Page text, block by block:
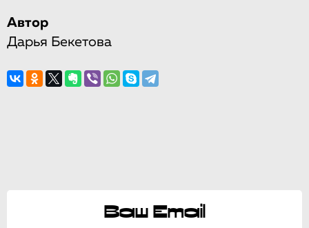
Автор
Дарья Бекетова
Ваш Email